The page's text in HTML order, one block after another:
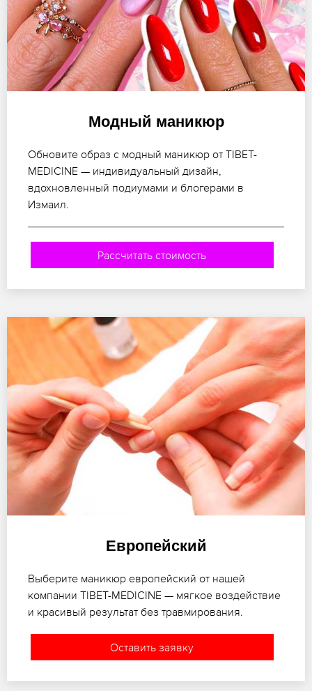
Модный маникюр
Обновите образ с модный маникюр от TIBET-
MEDICINE — индивидуальный дизайн,
вдохновленный подиумами и блогерами в
Измаил.
Рассчитать стоимость
Европейский
Выберите маникюр европейский от нашей
компании TIBET-MEDICINE — мягкое воздействие
и красивый результат без травмирования.
Оставить заявку